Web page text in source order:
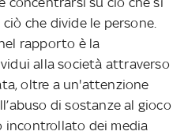
che divide le persone.
rapporto è la
alla società attraverso
oltre a un'attenzione
di sostanze al gioco
incontrollato dei media